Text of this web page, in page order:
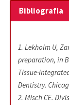
Bibliografia
1. Lekholm U,
preparation, in
Tissue-
Dentistry.
2. Misch CE.